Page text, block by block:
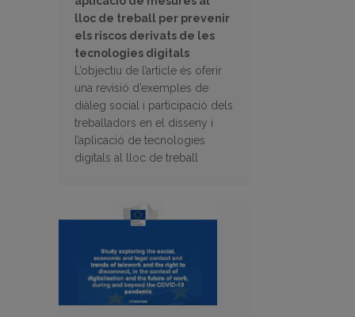
lloc de treball per prevenir
els riscos derivats de les
tecnologies digitals
L’objectiu de l’article és oferir
una revisió d’exemples de
diàleg social i participació dels
treballadors en el disseny i
l’aplicació de tecnologies
digitals al lloc de treball